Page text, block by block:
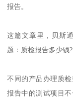
报告。
这篇文章里，贝斯
题：质检报告多少钱?
不同的产品办理质
报告中的测试项目